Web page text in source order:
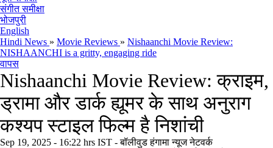
संगीत समीक्षा
भोजपुरी
English
Hindi News » Movie Reviews » Nishaanchi Movie Review:
NISHAANCHI is a gritty, engaging ride
वापस
Nishaanchi Movie Review: क्राइम,
ड्रामा और डार्क ह्यूमर के साथ अनुराग
कश्यप स्टाइल फिल्म है निशांची
Sep 19, 2025 - 16:22 hrs IST - बॉलीवुड हंगामा न्यूज नेटवर्क